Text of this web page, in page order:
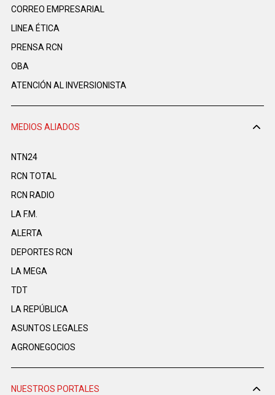
CORREO EMPRESARIAL
LINEA ÉTICA
PRENSA RCN
OBA
ATENCIÓN AL INVERSIONISTA
MEDIOS ALIADOS
NTN24
RCN TOTAL
RCN RADIO
LA F.M.
ALERTA
DEPORTES RCN
LA MEGA
TDT
LA REPÚBLICA
ASUNTOS LEGALES
AGRONEGOCIOS
NUESTROS PORTALES